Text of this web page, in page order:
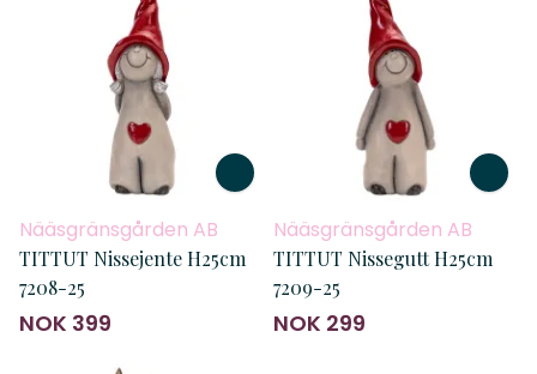
Nääsgränsgården AB
TITTUT Nissejente H25cm
7208-25
NOK 399
Nääsgränsgården AB
TITTUT Nissegutt H25cm
7209-25
NOK 299